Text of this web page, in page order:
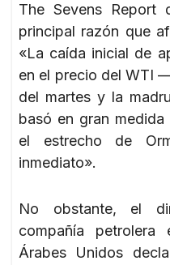
The Sevens Report
principal razón que
«La caída inicial de
en el precio del WTI
del martes y la
basó en gran
el estrecho de
inmediato».
No obstante, el
compañía
Árabes Unidos